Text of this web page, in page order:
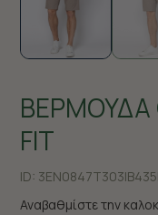
ΒΕΡΜΟΥΔΑ
FIT
ID:
Αναβαθμίστε την